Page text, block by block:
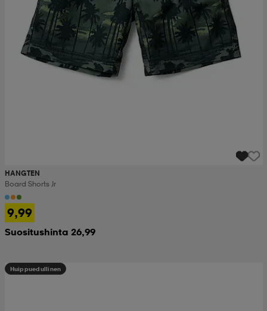
HANGTEN
Board Shorts Jr
9,99
Suositushinta 26,99
Huippuedullinen